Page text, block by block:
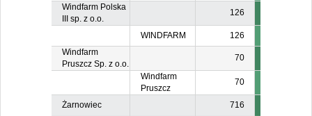
Windfarm Polska
III sp. z o.o.
126
WINDFARM
126
Windfarm
Pruszcz Sp. z o.o.
70
Windfarm
Pruszcz
70
Żarnowiec 716